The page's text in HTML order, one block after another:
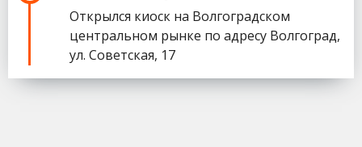
Открылся киоск на Волгоградском
центральном рынке по адресу Волгоград,
ул. Советская, 17